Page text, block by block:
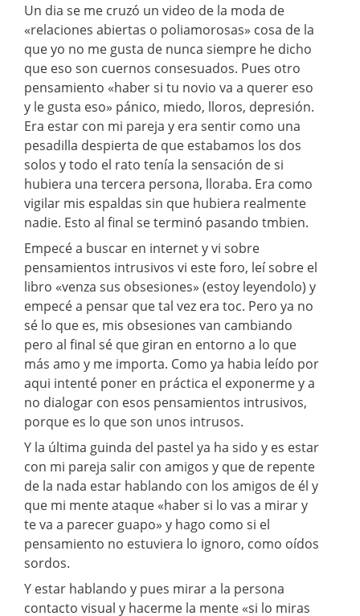
Un dia se me cruzó un video de la moda de
«relaciones abiertas o poliamorosas» cosa de la
que yo no me gusta de nunca siempre he dicho
que eso son cuernos consesuados. Pues otro
pensamiento «haber si tu novio va a querer eso
y le gusta eso» pánico, miedo, lloros, depresión.
Era estar con mi pareja y era sentir como una
pesadilla despierta de que estabamos los dos
solos y todo el rato tenía la sensación de si
hubiera una tercera persona, lloraba. Era como
vigilar mis espaldas sin que hubiera realmente
nadie. Esto al final se terminó pasando tmbien.
Empecé a buscar en internet y vi sobre
pensamientos intrusivos vi este foro, leí sobre el
libro «venza sus obsesiones» (estoy leyendolo) y
empecé a pensar que tal vez era toc. Pero ya no
sé lo que es, mis obsesiones van cambiando
pero al final sé que giran en entorno a lo que
más amo y me importa. Como ya habia leído por
aqui intenté poner en práctica el exponerme y a
no dialogar con esos pensamientos intrusivos,
porque es lo que son unos intrusos.
Y la última guinda del pastel ya ha sido y es estar
con mi pareja salir con amigos y que de repente
de la nada estar hablando con los amigos de él y
que mi mente ataque «haber si lo vas a mirar y
te va a parecer guapo» y hago como si el
pensamiento no estuviera lo ignoro, como oídos
sordos.
Y estar hablando y pues mirar a la persona
contacto visual y hacerme la mente «si lo miras